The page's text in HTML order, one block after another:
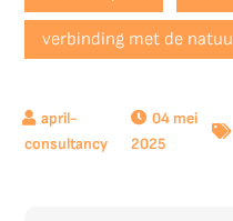
verbinding met de
04 mei
2025